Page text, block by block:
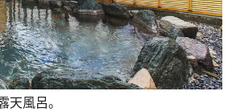
天風呂。